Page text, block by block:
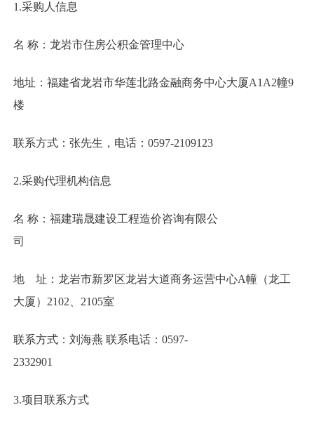
1.采购人信息
名 称：龙岩市住房公积金管理中心
地址：福建省龙岩市华莲北路金融商务中心大厦A1A2幢9
楼
联系方式：张先生，电话：0597-2109123
2.采购代理机构信息
名 称：福建瑞晟建设工程造价咨询有限公
司
地 址：龙岩市新罗区龙岩大道商务运营中心A幢（龙工
大厦）2102、2105室
联系方式：刘海燕 联系电话：0597-
2332901
3.项目联系方式